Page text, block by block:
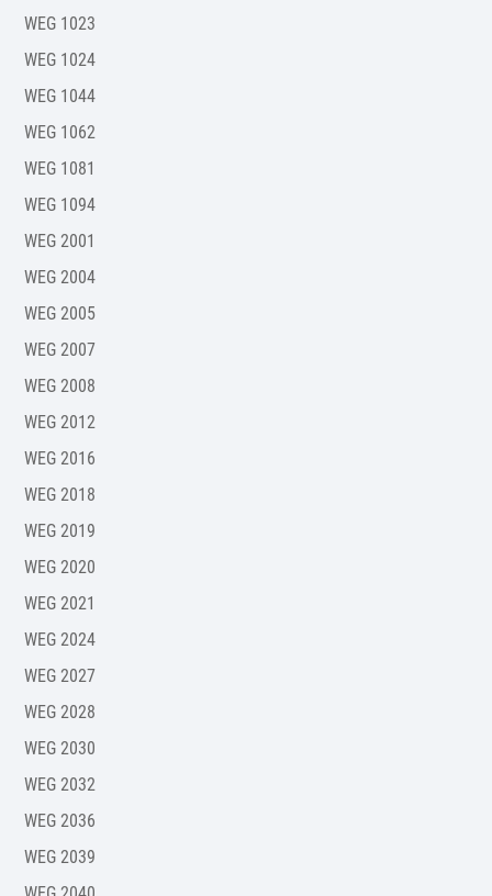
WEG 1023
WEG 1024
WEG 1044
WEG 1062
WEG 1081
WEG 1094
WEG 2001
WEG 2004
WEG 2005
WEG 2007
WEG 2008
WEG 2012
WEG 2016
WEG 2018
WEG 2019
WEG 2020
WEG 2021
WEG 2024
WEG 2027
WEG 2028
WEG 2030
WEG 2032
WEG 2036
WEG 2039